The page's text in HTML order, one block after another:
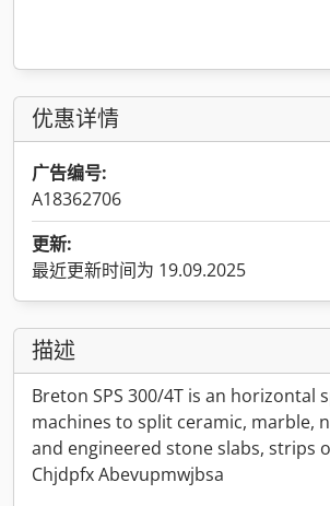
优惠详情
广告编号:
A18362706
更新:
最近更新时间为 19.09.2025
描述
Breton SPS 300/4T is an horizontal
machines to split ceramic, marble,
and engineered stone slabs, strips
Chjdpfx Abevupmwjbsa